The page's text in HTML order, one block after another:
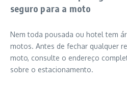
seguro para a moto
Nem toda pousada ou hotel tem
motos. Antes de fechar qualquer
moto, consulte o endereço
sobre o estacionamento.